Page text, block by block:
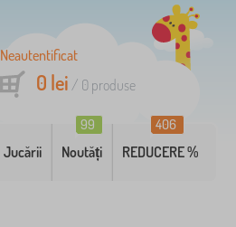
Neautentificat
0 lei / 0 produse
Jucării Noutăți
99
REDUCERE %
406